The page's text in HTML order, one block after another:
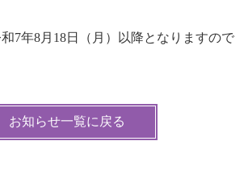
7年8月18日（月）以降となりますので
お知らせ一覧に戻る